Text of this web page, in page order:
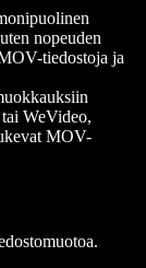
nopeuden
tiedostoja ja
WeVideo,
MOV-